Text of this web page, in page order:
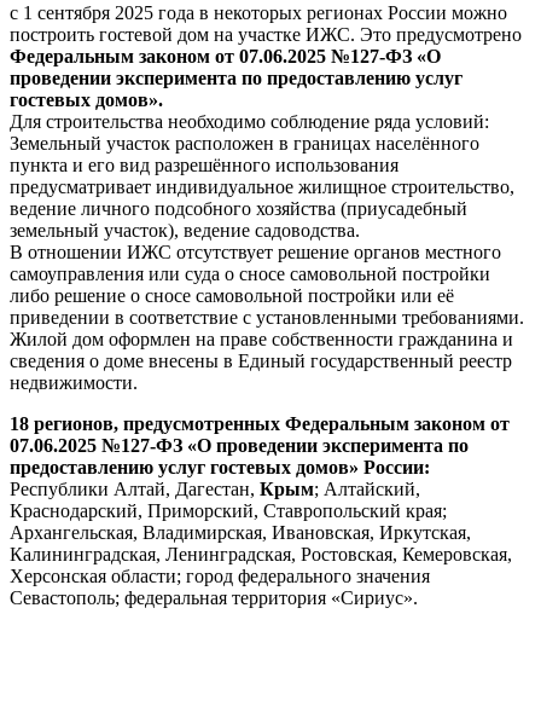
с 1 сентября 2025 года в некоторых регионах России можно
построить гостевой дом на участке ИЖС. Это предусмотрено
Федеральным законом от 07.06.2025 №127-ФЗ «О
проведении эксперимента по предоставлению услуг
гостевых домов».
Для строительства необходимо соблюдение ряда условий:
Земельный участок расположен в границах населённого
пункта и его вид разрешённого использования
предусматривает индивидуальное жилищное строительство,
ведение личного подсобного хозяйства (приусадебный
земельный участок), ведение садоводства.
В отношении ИЖС отсутствует решение органов местного
самоуправления или суда о сносе самовольной постройки
либо решение о сносе самовольной постройки или её
приведении в соответствие с установленными требованиями.
Жилой дом оформлен на праве собственности гражданина и
сведения о доме внесены в Единый государственный реестр
недвижимости.
18 регионов, предусмотренных Федеральным законом от
07.06.2025 №127-ФЗ «О проведении эксперимента по
предоставлению услуг гостевых домов» России:
Республики Алтай, Дагестан, Крым; Алтайский,
Краснодарский, Приморский, Ставропольский края;
Архангельская, Владимирская, Ивановская, Иркутская,
Калининградская, Ленинградская, Ростовская, Кемеровская,
Херсонская области; город федерального значения
Севастополь; федеральная территория «Сириус».